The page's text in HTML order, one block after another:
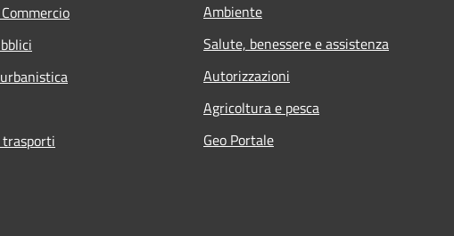
Ambiente
Salute, benessere e assistenza
Autorizzazioni
Agricoltura e pesca
Geo Portale